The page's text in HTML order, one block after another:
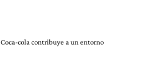
Coca-cola contribuye a un entorno